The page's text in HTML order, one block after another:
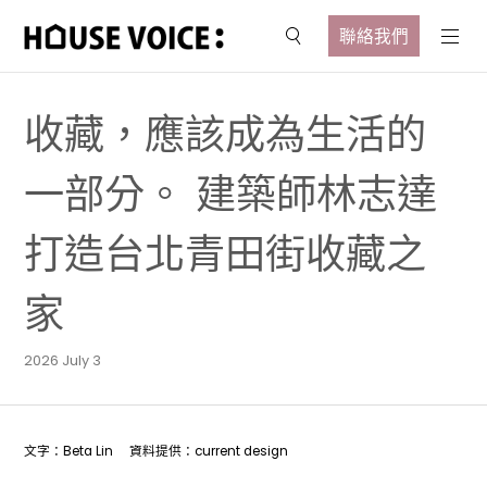
聯絡我們
收藏，應該成為生活的
一部分。 建築師林志達
打造台北青田街收藏之
家
2026 July 3
文字：Beta Lin 資料提供：current design